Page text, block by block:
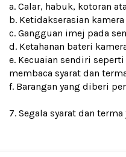
a. Calar, habuk, kotoran
b. Ketidakserasian
c. Gangguan imej pada
d. Ketahanan bateri
e. Kecuaian sendiri
membaca syarat dan
f. Barangan yang diberi
7. Segala syarat dan